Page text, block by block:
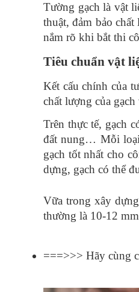
Tường gạch là vật
thuật, đảm bảo
nắm rõ khi bắt thi
Tiêu chuẩn vật
Kết cấu chính của
chất lượng của gạch
Trên thực tế, gạch
đất nung… Mỗi
gạch tốt nhất cho
dựng, gạch có thể
Vữa trong xây
thường là 10-12
===>>> Hãy cùng